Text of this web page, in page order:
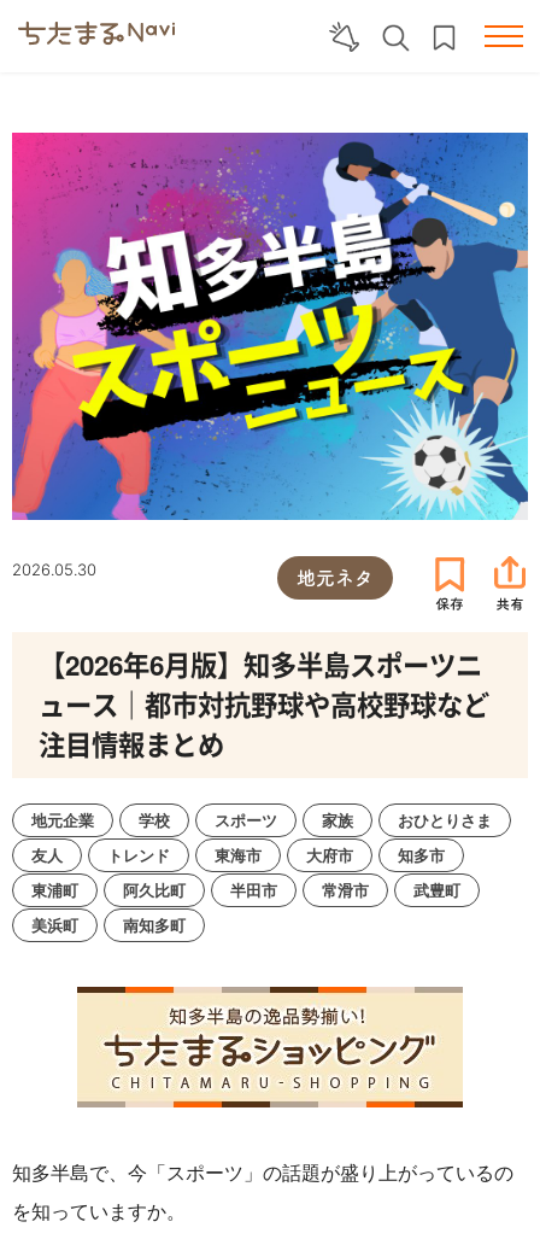
2026.05.30 地元ネタ
【2026年6月版】知多半島スポーツニ
ュース｜都市対抗野球や高校野球など
注目情報まとめ
地元企業 学校 スポーツ 家族
おひとりさま
友人
トレンド 東海市 大府市
知多市
東浦町
阿久比町 半田市 常滑市
武豊町
美浜町
南知多町
知多半島で、今「スポーツ」の話題が盛り上がっているの
を知っていますか。